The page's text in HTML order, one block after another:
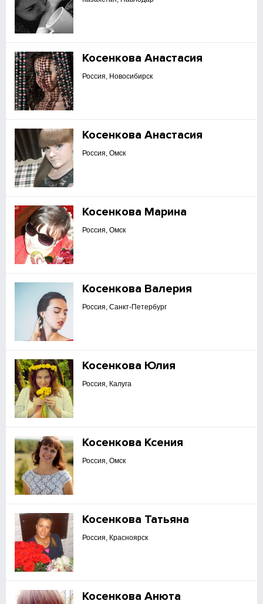
Косенкова Анастасия
Россия, Новосибирск
Косенкова Анастасия
Россия, Омск
Косенкова Марина
Россия, Омск
Косенкова Валерия
Россия, Санкт-Петербург
Косенкова Юлия
Россия, Калуга
Косенкова Ксения
Россия, Омск
Косенкова Татьяна
Россия, Красноярск
Косенкова Анюта